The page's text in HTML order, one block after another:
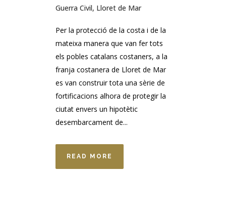
Guerra Civil, Lloret de Mar
Per la protecció de la costa i de la
mateixa manera que van fer tots
els pobles catalans costaners, a la
franja costanera de Lloret de Mar
es van construir tota una sèrie de
fortificacions alhora de protegir la
ciutat envers un hipotètic
desembarcament de...
READ MORE